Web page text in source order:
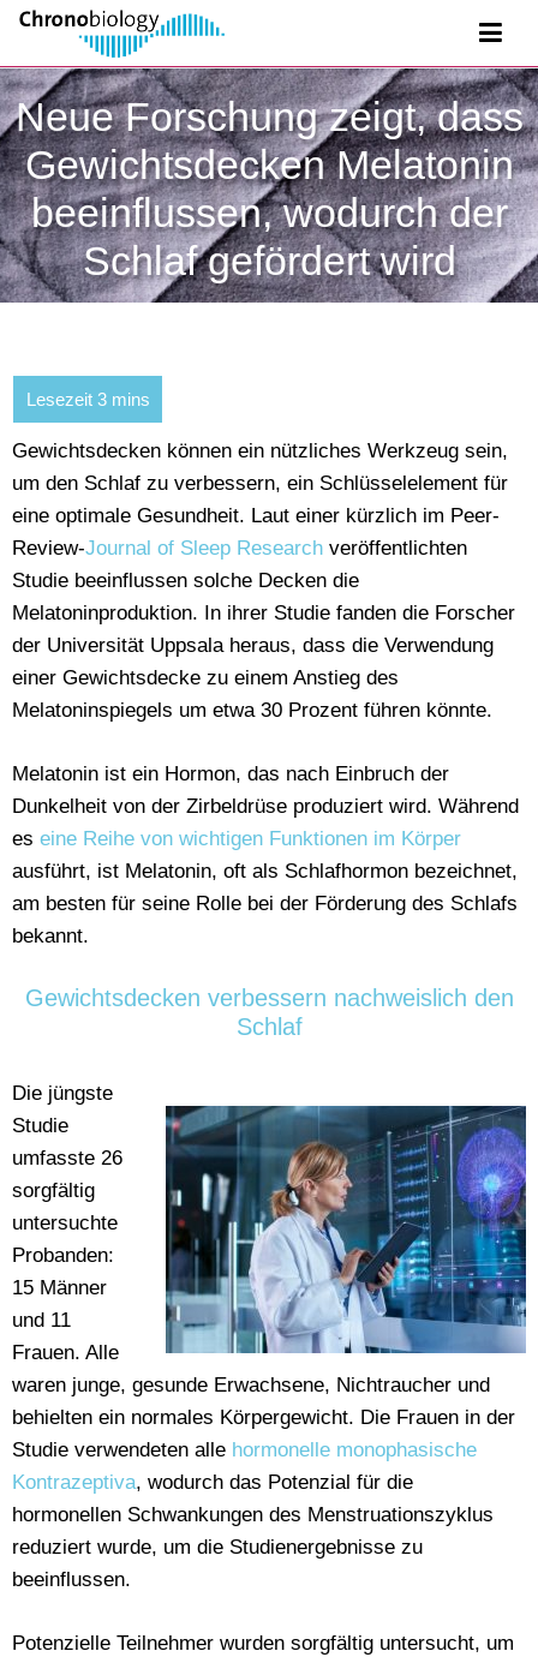
Neue Forschung zeigt, dass
Gewichtsdecken Melatonin
beeinflussen, wodurch der
Schlaf gefördert wird
Gewichtsdecken können ein nützliches Werkzeug sein,
um den Schlaf zu verbessern, ein Schlüsselelement für
eine optimale Gesundheit. Laut einer kürzlich im Peer-
Review-Journal of Sleep Research veröffentlichten
Studie beeinflussen solche Decken die
Melatoninproduktion. In ihrer Studie fanden die Forscher
der Universität Uppsala heraus, dass die Verwendung
einer Gewichtsdecke zu einem Anstieg des
Melatoninspiegels um etwa 30 Prozent führen könnte.
Melatonin ist ein Hormon, das nach Einbruch der
Dunkelheit von der Zirbeldrüse produziert wird. Während
es eine Reihe von wichtigen Funktionen im Körper
ausführt, ist Melatonin, oft als Schlafhormon bezeichnet,
am besten für seine Rolle bei der Förderung des Schlafs
bekannt.
Gewichtsdecken verbessern nachweislich den
Schlaf
Die jüngste
Studie
umfasste 26
sorgfältig
untersuchte
Probanden:
15 Männer
und 11
Frauen. Alle
waren junge, gesunde Erwachsene, Nichtraucher und
behielten ein normales Körpergewicht. Die Frauen in der
Studie verwendeten alle hormonelle monophasische
Kontrazeptiva, wodurch das Potenzial für die
hormonellen Schwankungen des Menstruationszyklus
reduziert wurde, um die Studienergebnisse zu
beeinflussen.
Potenzielle Teilnehmer wurden sorgfältig untersucht, um